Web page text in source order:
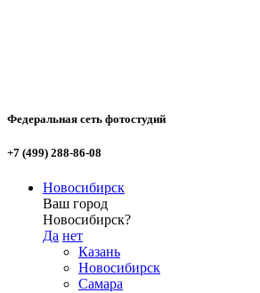
Федеральная сеть фотостудий
+7 (499) 288-86-08
Новосибирск
Ваш город
Новосибирск?
Да нет
Казань
Новосибирск
Самара